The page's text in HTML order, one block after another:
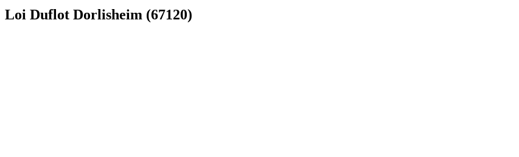
Loi Duflot Dorlisheim (67120)